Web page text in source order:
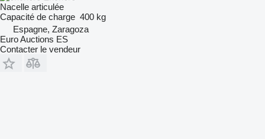
Nacelle articulée
Capacité de charge 400 kg
Espagne, Zaragoza
Euro Auctions ES
Contacter le vendeur